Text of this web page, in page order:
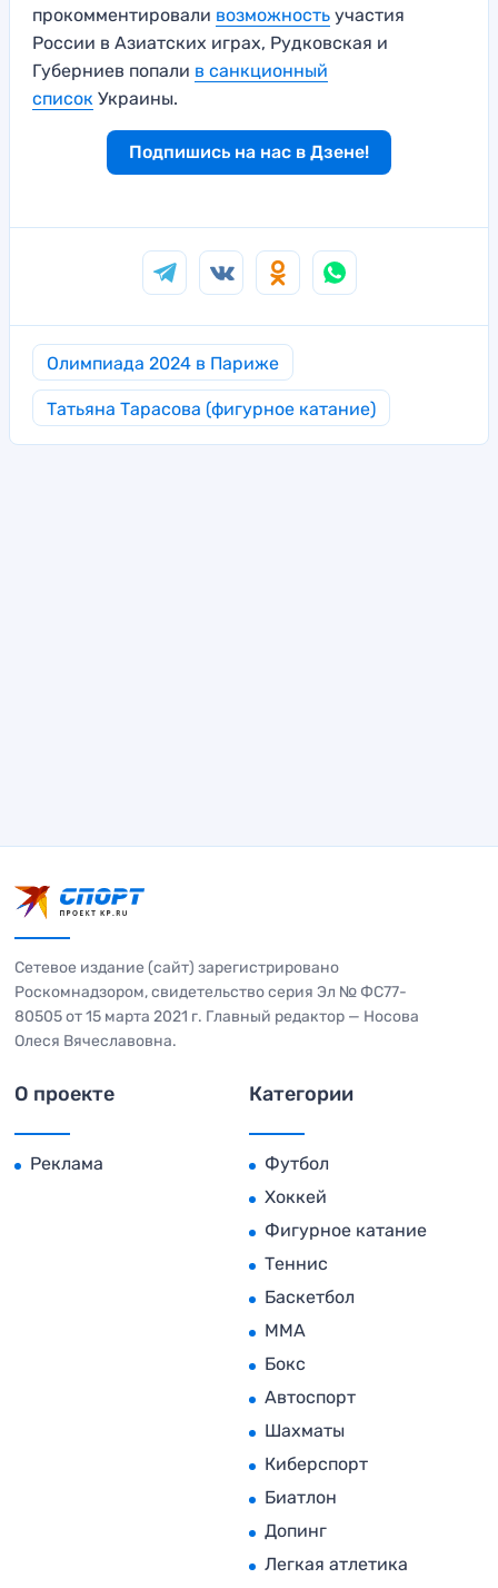
прокомментировали возможность участия
России в Азиатских играх, Рудковская и
Губерниев попали в санкционный
список Украины.
Подпишись на нас в Дзене!
Олимпиада 2024 в Париже
Татьяна Тарасова (фигурное катание)
Сетевое издание (сайт) зарегистрировано
Роскомнадзором, свидетельство серия Эл № ФС77-
80505 от 15 марта 2021 г. Главный редактор — Носова
Олеся Вячеславовна.
О проекте
Реклама
Категории
Футбол
Хоккей
Фигурное катание
Теннис
Баскетбол
MMA
Бокс
Автоспорт
Шахматы
Киберспорт
Биатлон
Допинг
Легкая атлетика